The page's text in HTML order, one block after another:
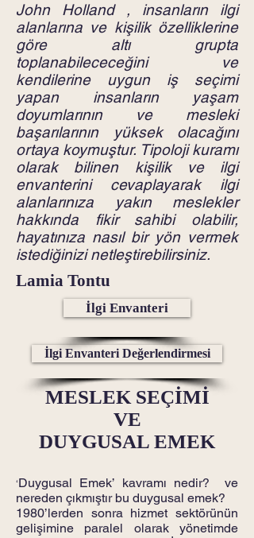
John Holland , insanların ilgi
alanlarına ve kişilik özelliklerine
göre altı grupta
toplanabilececeğini ve
kendilerine uygun iş seçimi
yapan insanların yaşam
doyumlarının ve mesleki
başarılarının yüksek olacağını
ortaya koymuştur. Tipoloji kuramı
olarak bilinen kişilik ve ilgi
envanterini cevaplayarak ilgi
alanlarınıza yakın meslekler
hakkında fikir sahibi olabilir,
hayatınıza nasıl bir yön vermek
istediğinizi netleştirebilirsiniz.
Lamia Tontu
İlgi Envanteri
İlgi Envanteri Değerlendirmesi
MESLEK SEÇİMİ
VE
DUYGUSAL EMEK
‘Duygusal Emek’ kavramı nedir? ve
nereden çıkmıştır bu duygusal emek?
1980’lerden sonra hizmet sektörünün
gelişimine paralel olarak yönetimde